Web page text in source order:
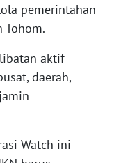
pemerintahan
Tohom.
aktif
daerah,
Watch ini